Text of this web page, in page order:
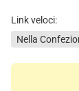
Link veloci:
Nella